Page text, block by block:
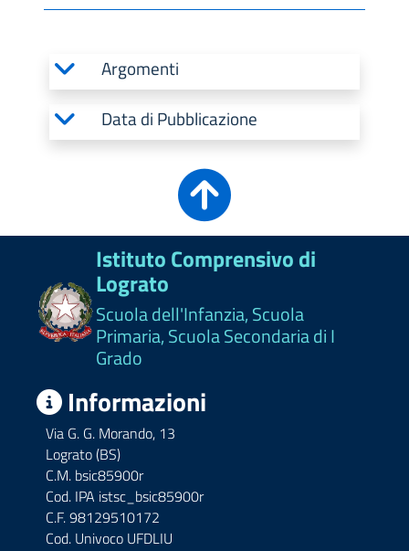
Argomenti
Data di Pubblicazione
Istituto Comprensivo di
Lograto
Scuola dell'Infanzia, Scuola
Primaria, Scuola Secondaria di I
Grado
Informazioni
Via G. G. Morando, 13
Lograto (BS)
C.M. bsic85900r
Cod. IPA istsc_bsic85900r
C.F. 98129510172
Cod. Univoco UFDLIU